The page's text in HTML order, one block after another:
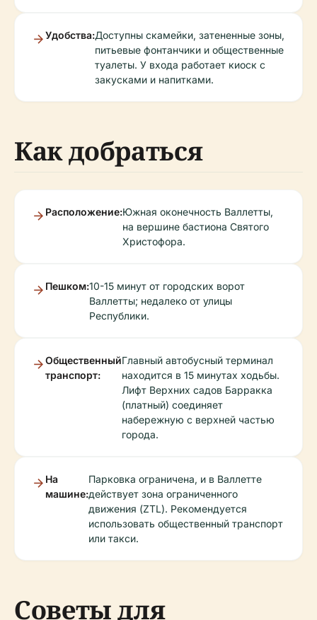
Удобства:Доступны скамейки, затененные зоны,
питьевые фонтанчики и общественные
туалеты. У входа работает киоск с
закусками и напитками.
Как добраться
Расположение:Южная оконечность Валлетты,
на вершине бастиона Святого
Христофора.
Пешком:10-15 минут от городских ворот
Валлетты; недалеко от улицы
Республики.
Общественный
транспорт:
Главный автобусный терминал
находится в 15 минутах ходьбы.
Лифт Верхних садов Барракка
(платный) соединяет
набережную с верхней частью
города.
На
машине:
Парковка ограничена, и в Валлетте
действует зона ограниченного
движения (ZTL). Рекомендуется
использовать общественный транспорт
или такси.
Советы для